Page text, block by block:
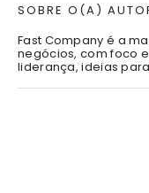
SOBRE O(A)
Fast Company é a
negócios, com foco
liderança, ideias